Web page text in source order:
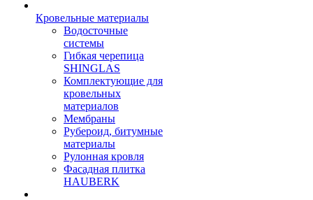
Кровельные материалы
Водосточные
системы
Гибкая черепица
SHINGLAS
Комплектующие для
кровельных
материалов
Мембраны
Рубероид, битумные
материалы
Рулонная кровля
Фасадная плитка
HAUBERK